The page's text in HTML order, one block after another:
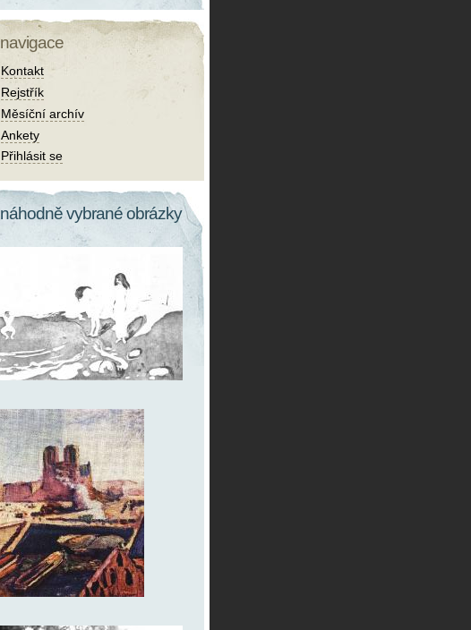
navigace
Kontakt
Rejstřík
Měsíční archív
Ankety
Přihlásit se
náhodně vybrané obrázky